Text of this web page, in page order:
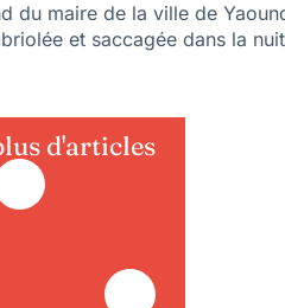
du maire de la ville de
et saccagée dans la nuit
d'articles